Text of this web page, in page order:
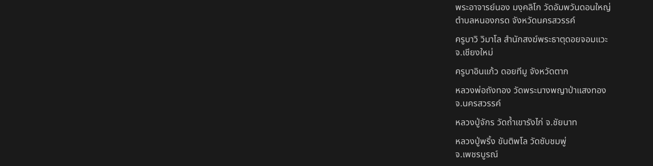
พระอาจารย์นอง มงฺคลิโก วัดอัมพวันดอนใหญ่
ตำบลหนองกรด จังหวัดนครสวรรค์
ครูบาวิ วิมาโล สำนักสงฆ์พระธาตุดอยจอมแวะ
จ.เชียงใหม่
ครูบาอินแก้ว ดอยทีมู จังหวัดตาก
หลวงพ่อถังทอง วัดพระนางพญาป่าแสงทอง
จ.นครสวรรค์
หลวงปู่จักร วัดถ้ำเขารังไก่ จ.ชัยนาท
หลวงปู่พริ้ง ขันติพโล วัดซับชมพู่
จ.เพชรบูรณ์